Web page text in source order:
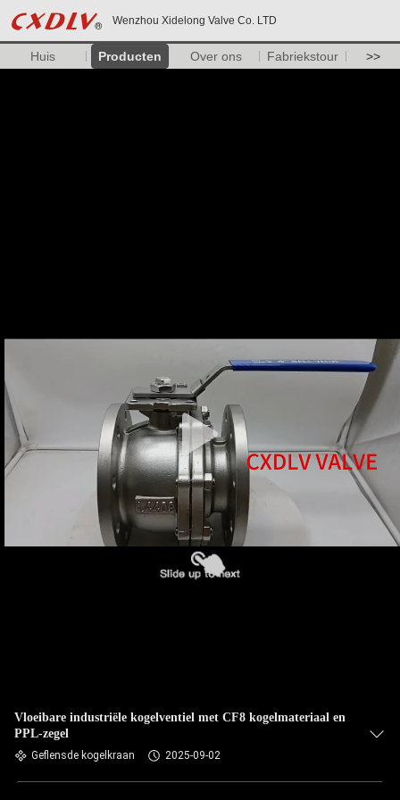
Wenzhou Xidelong Valve Co. LTD
Huis Producten Over ons Fabriekstour >>
Vloeibare industriële kogelventiel met CF8 kogelmateriaal en
PPL-zegel
Geflensde kogelkraan 2025-09-02